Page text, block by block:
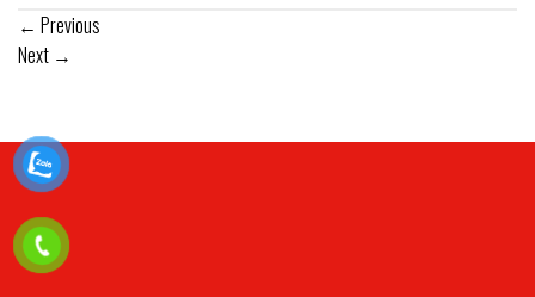
← Previous
Next →